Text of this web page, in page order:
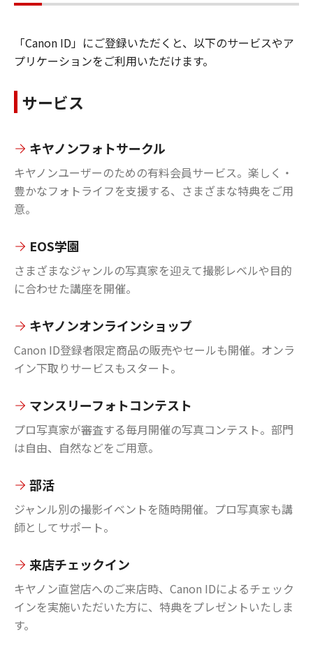
「Canon ID」にご登録いただくと、以下のサービスやア
プリケーションをご利用いただけます。
サービス
キヤノンフォトサークル
キヤノンユーザーのための有料会員サービス。楽しく・
豊かなフォトライフを支援する、さまざまな特典をご用
意。
EOS学園
さまざまなジャンルの写真家を迎えて撮影レベルや目的
に合わせた講座を開催。
キヤノンオンラインショップ
Canon ID登録者限定商品の販売やセールも開催。オンラ
イン下取りサービスもスタート。
マンスリーフォトコンテスト
プロ写真家が審査する毎月開催の写真コンテスト。部門
は自由、自然などをご用意。
部活
ジャンル別の撮影イベントを随時開催。プロ写真家も講
師としてサポート。
来店チェックイン
キヤノン直営店へのご来店時、Canon IDによるチェック
インを実施いただいた方に、特典をプレゼントいたしま
す。